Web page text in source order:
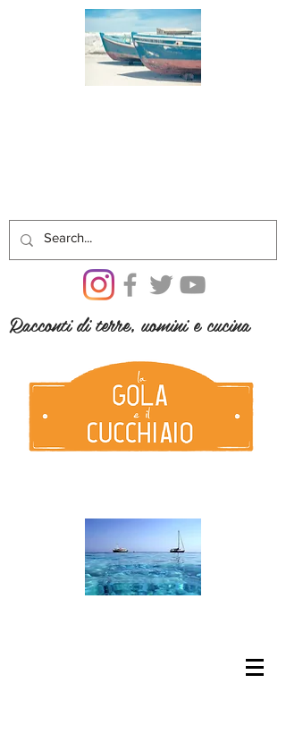
Racconti di terre, uomini e cucina